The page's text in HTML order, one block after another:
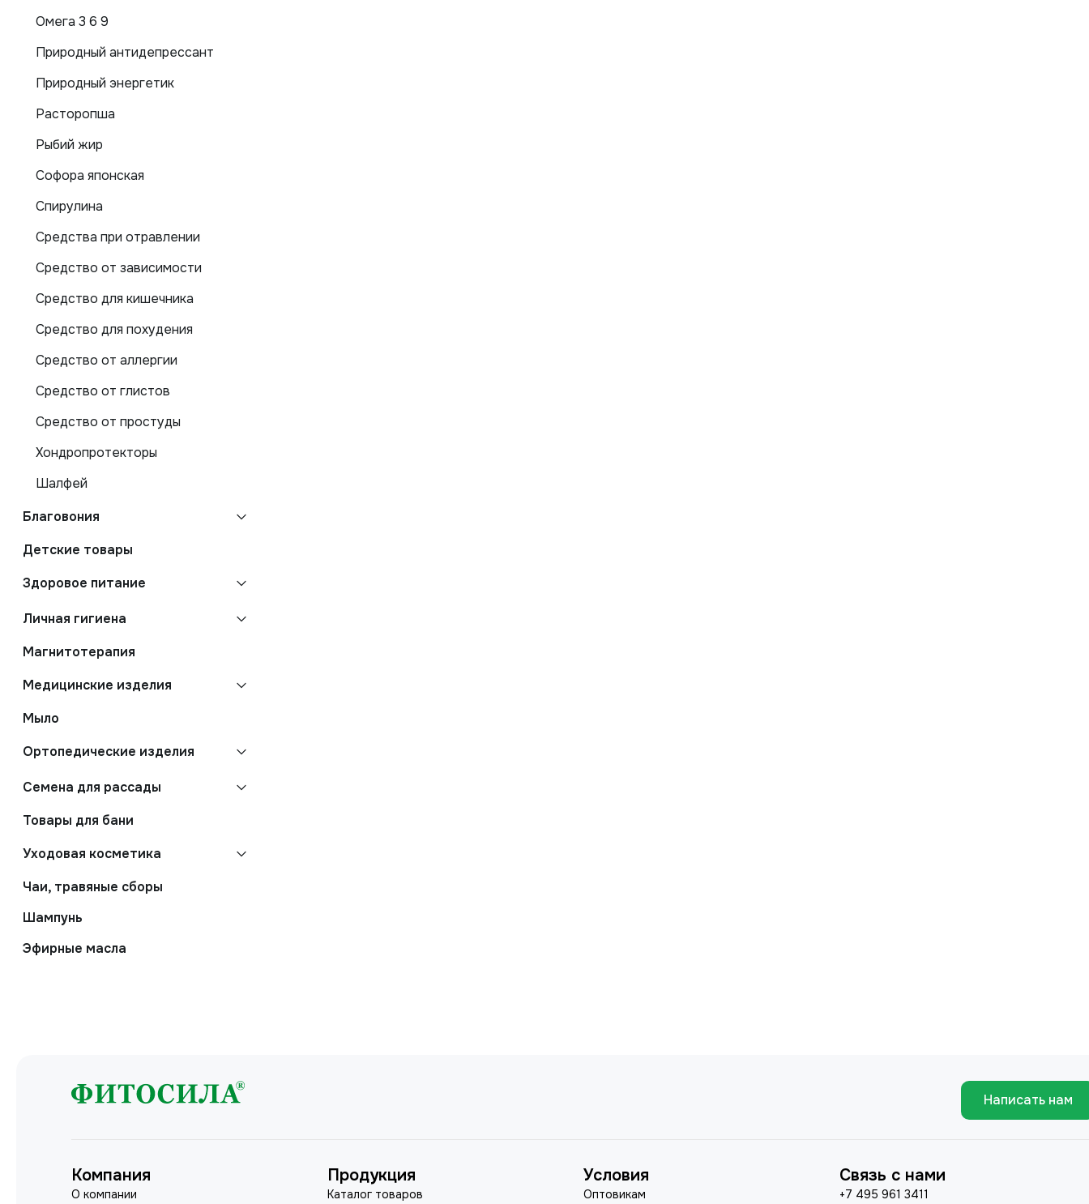
Омега 3 6 9
Природный антидепрессант
Природный энергетик
Расторопша
Рыбий жир
Софора японская
Спирулина
Средства при отравлении
Средство от зависимости
Средство для кишечника
Средство для похудения
Средство от аллергии
Средство от глистов
Средство от простуды
Хондропротекторы
Шалфей
Благовония
Детские товары
Здоровое питание
Личная гигиена
Магнитотерапия
Медицинские изделия
Мыло
Ортопедические изделия
Семена для рассады
Товары для бани
Уходовая косметика
Чаи, травяные сборы
Шампунь
Эфирные масла
Написать нам
Компания
О компании
Продукция
Каталог товаров
Условия
Оптовикам
Связь с нами
+7 495 961 3411